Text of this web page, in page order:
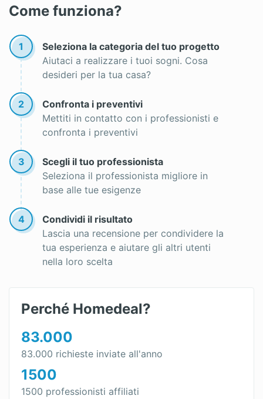
Serramenti in alluminio
Finestre monoblocco
Infissi in Legno
Finestre
Porta finestra scorrevole prezzi
Finestre scorrevoli
Lucernari in pvc prezzi
Infissi in legno alluminio
Preventivo serramenti
Infissi in alluminio
Preventivo infissi
Come funziona?
1
Seleziona la categoria del tuo progetto
Aiutaci a realizzare i tuoi sogni. Cosa
desideri per la tua casa?
2
Confronta i preventivi
Mettiti in contatto con i professionisti e
confronta i preventivi
3
Scegli il tuo professionista
Seleziona il professionista migliore in
base alle tue esigenze
4
Condividi il risultato
Lascia una recensione per condividere la
tua esperienza e aiutare gli altri utenti
nella loro scelta
Perché Homedeal?
83.000
83.000 richieste inviate all'anno
1500
1500 professionisti affiliati